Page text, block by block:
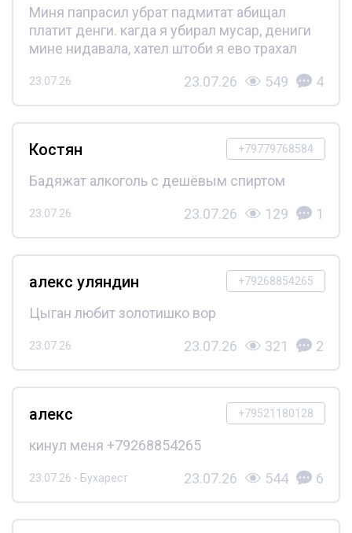
Миня папрасил убрат падмитат абищал
платит денги. кагда я убирал мусар, дениги
мине нидавала, хател штоби я ево трахал
23.07.26 23.07.26 549 4
+79779768584
Костян
Бадяжат алкоголь с дешёвым спиртом
23.07.26 23.07.26 129 1
+79268854265
алекс уляндин
Цыган любит золотишко вор
23.07.26 23.07.26 321 2
+79521180128
алекс
кинул меня +79268854265
23.07.26 - Бухарест 23.07.26 544 6